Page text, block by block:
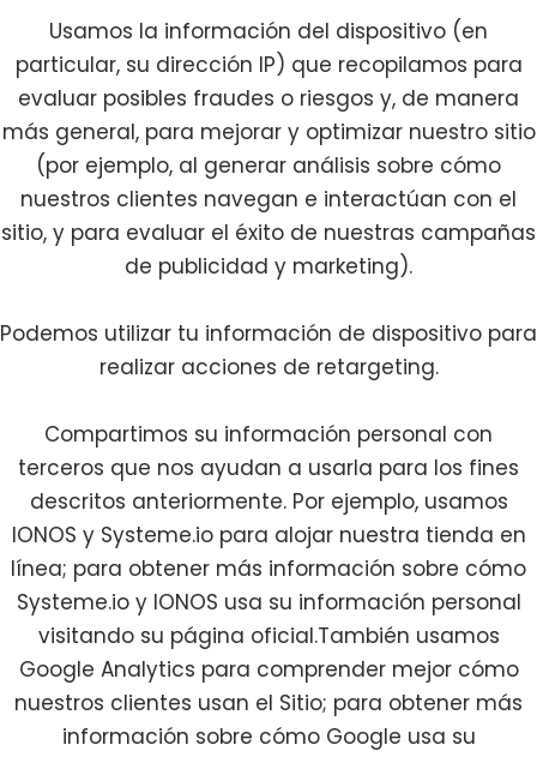
Usamos la información del dispositivo (en
particular, su dirección IP) que recopilamos para
evaluar posibles fraudes o riesgos y, de manera
más general, para mejorar y optimizar nuestro sitio
(por ejemplo, al generar análisis sobre cómo
nuestros clientes navegan e interactúan con el
sitio, y para evaluar el éxito de nuestras campañas
de publicidad y marketing).
Podemos utilizar tu información de dispositivo para
realizar acciones de retargeting.
Compartimos su información personal con
terceros que nos ayudan a usarla para los fines
descritos anteriormente. Por ejemplo, usamos
IONOS y Systeme.io para alojar nuestra tienda en
línea; para obtener más información sobre cómo
Systeme.ioy IONOS usa su información personal
visitando su página oficial.También usamos
Google Analytics para comprender mejor cómo
nuestros clientes usan el Sitio; para obtener más
información sobre cómo Google usa su